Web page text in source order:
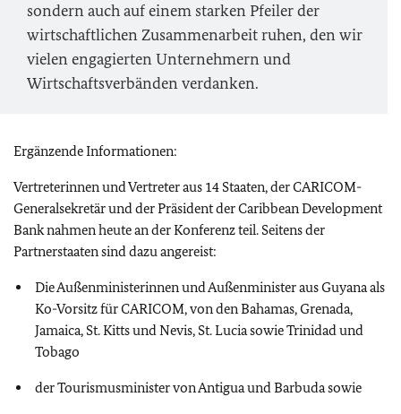
sondern auch auf einem starken Pfeiler der
wirtschaftlichen Zusammenarbeit ruhen, den wir
vielen engagierten Unternehmern und
Wirtschaftsverbänden verdanken.
Ergänzende Informationen:
Vertreterinnen und Vertreter aus 14 Staaten, der CARICOM-
Generalsekretär und der Präsident der Caribbean Development
Bank nahmen heute an der Konferenz teil. Seitens der
Partnerstaaten sind dazu angereist:
Die Außenministerinnen und Außenminister aus Guyana als
Ko-Vorsitz für CARICOM, von den Bahamas, Grenada,
Jamaica, St. Kitts und Nevis, St. Lucia sowie Trinidad und
Tobago
der Tourismusminister von Antigua und Barbuda sowie